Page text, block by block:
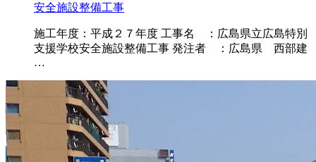
安全施設整備工事
施工年度：平成２７年度 工事名 ：広島県立広島特別
支援学校安全施設整備工事 発注者 ：広島県 西部建
…